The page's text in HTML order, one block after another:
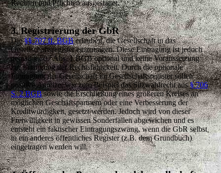
Rechten und Pflichten ausgestattet.
3. Registrierung der GbR
Die§§ 707 ff. BGBerlauben, die Gesellschaft in das
Gesellschaftsregister einzutragen. Diese Eintragung ist jedoch
gemäß § 707 Abs. 1 BGB optional und keine Voraussetzung
zur Erlangung der Rechtsfähigkeit. Durch die optionale
Eintragung der Gesellschaft im Gesellschaftsregister sollen
positive Anreize, wie zum Beispiel das Sitzwahlrecht aus§ 706
S. 2 BGBsowie die Erschließung eines größeren Kreises an
möglichen Geschäftspartnern oder eine Verbesserung der
Kreditwürdigkeit, gesetzt werden. Jedoch wird von dieser
Freiwilligkeit in gewissen Sonderfällen abgewichen und es
entsteht ein faktischer Eintragungszwang, wenn die GbR selbst
in ein anderes öffentliches Register (z.B. dem Grundbuch)
eingetragen werden will.